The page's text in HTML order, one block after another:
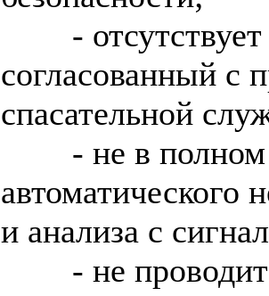
-
согласованный с
спасательной
- не в
автоматического
и анализа с
- не